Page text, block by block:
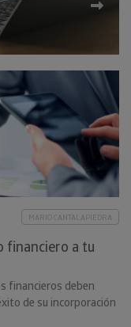
MARIO CANTALAPIEDRA
financiero a tu
financieros deben
de su incorporación